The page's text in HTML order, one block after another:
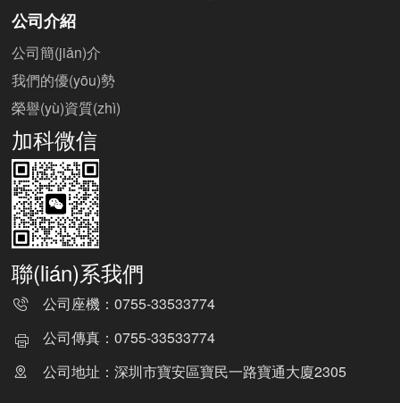
公司介紹
公司簡(jiǎn)介
我們的優(yōu)勢
榮譽(yù)資質(zhì)
加科微信
聯(lián)系我們
公司座機：0755-33533774
公司傳真：0755-33533774
公司地址：深圳市寶安區寶民一路寶通大廈2305